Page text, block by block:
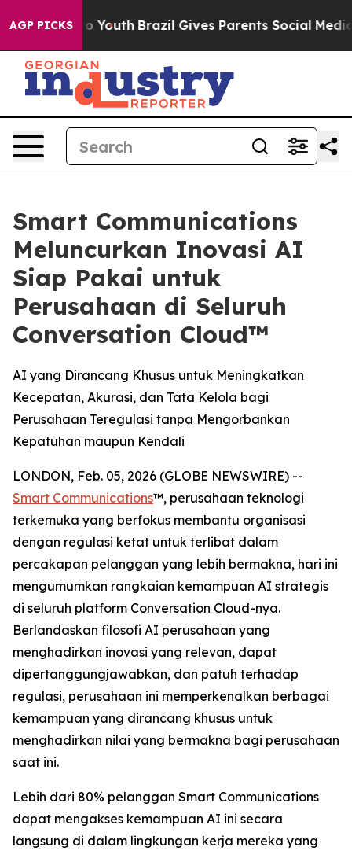
AGP PICKS
to Youth Brazil Gives Parents Social Media
Smart Communications
Meluncurkan Inovasi AI
Siap Pakai untuk
Perusahaan di Seluruh
Conversation Cloud™
AI yang Dirancang Khusus untuk Meningkatkan
Kecepatan, Akurasi, dan Tata Kelola bagi
Perusahaan Teregulasi tanpa Mengorbankan
Kepatuhan maupun Kendali
LONDON, Feb. 05, 2026 (GLOBE NEWSWIRE) --
Smart Communications™, perusahaan teknologi
terkemuka yang berfokus membantu organisasi
dengan regulasi ketat untuk terlibat dalam
percakapan pelanggan yang lebih bermakna, hari ini
mengumumkan rangkaian kemampuan AI strategis
di seluruh platform Conversation Cloud-nya.
Berlandaskan filosofi AI perusahaan yang
menghadirkan inovasi yang relevan, dapat
dipertanggungjawabkan, dan patuh terhadap
regulasi, perusahaan ini memperkenalkan berbagai
kemampuan yang dirancang khusus untuk
menghadirkan nilai yang bermakna bagi perusahaan
saat ini.
Lebih dari 80% pelanggan Smart Communications
dapat mengakses kemampuan AI ini secara
langsung di dalam lingkungan kerja mereka yang